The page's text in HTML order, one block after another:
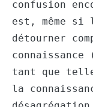
confusion
est, même si
détourner
tant que
la